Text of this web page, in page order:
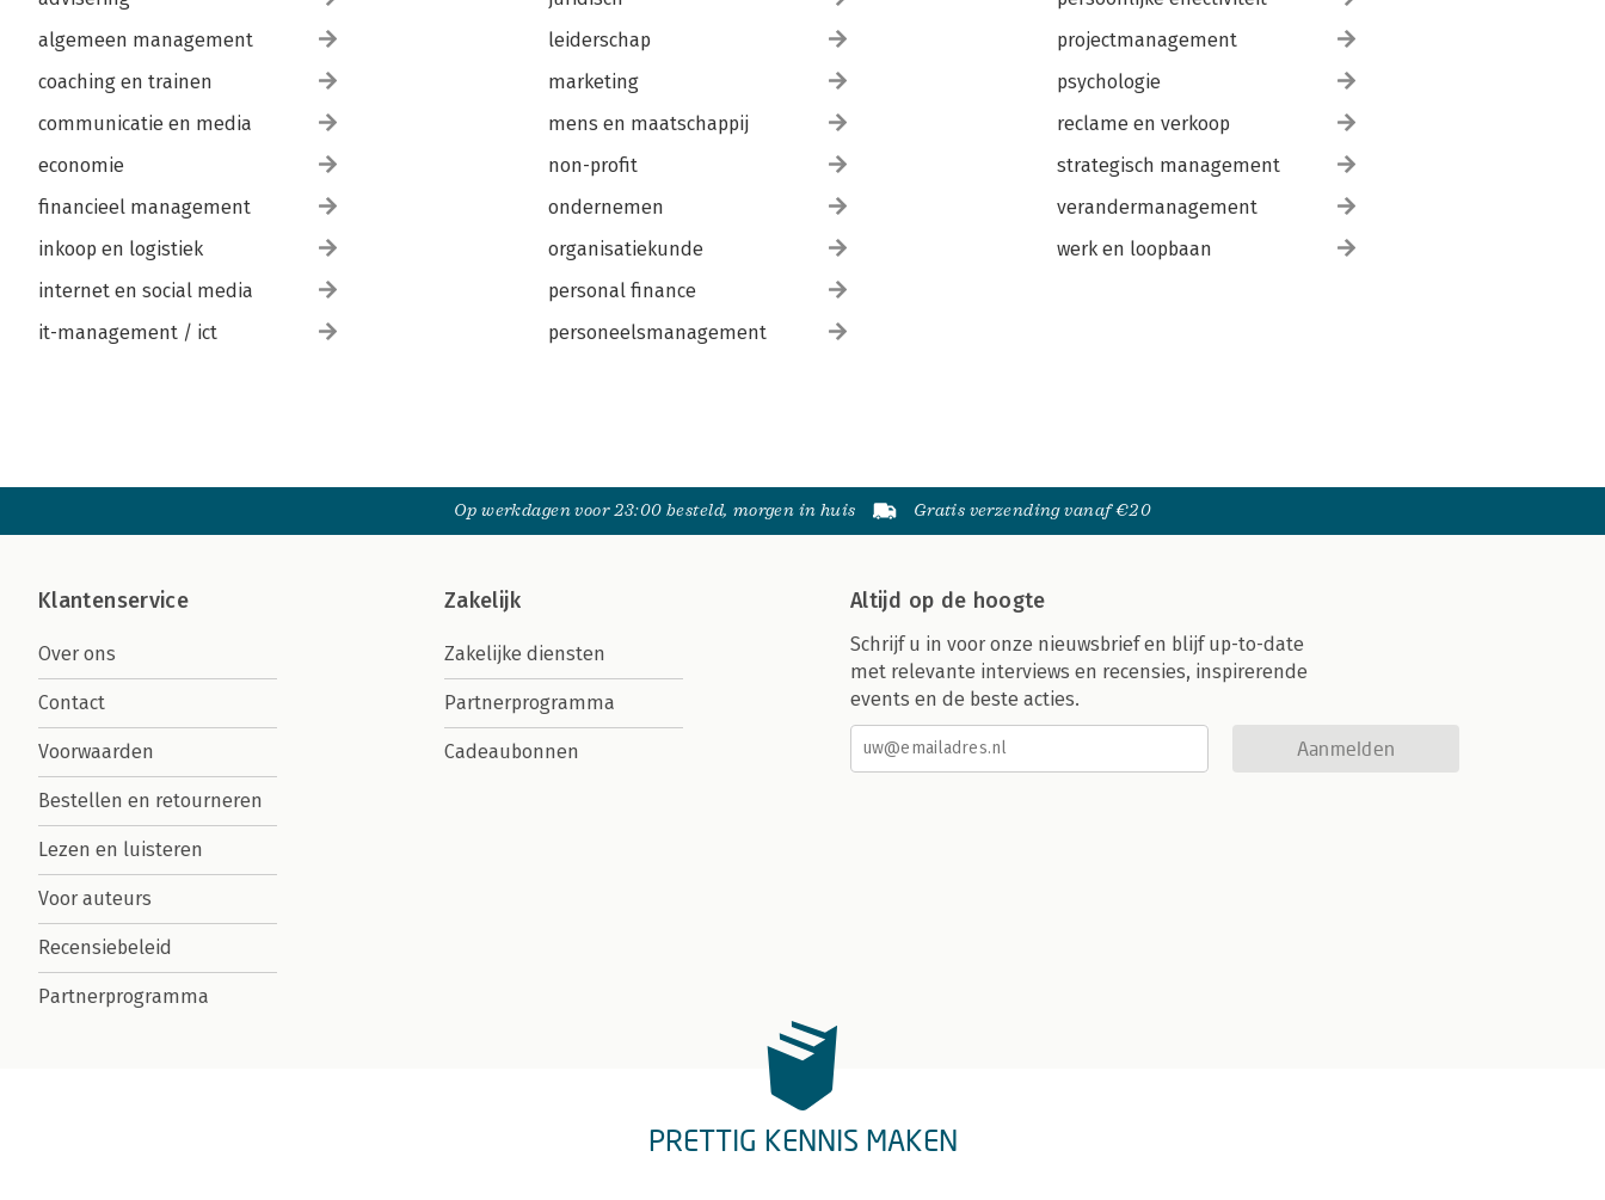
algemeen management
coaching en trainen
communicatie en media
economie
financieel management
inkoop en logistiek
internet en social media
it-management / ict
leiderschap
marketing
mens en maatschappij
non-profit
ondernemen
organisatiekunde
personal finance
personeelsmanagement
projectmanagement
psychologie
reclame en verkoop
strategisch management
verandermanagement
werk en loopbaan
Op werkdagen voor 23:00 besteld, morgen in huis Gratis verzending vanaf €20
Klantenservice
Over ons
Contact
Voorwaarden
Bestellen en retourneren
Lezen en luisteren
Voor auteurs
Recensiebeleid
Partnerprogramma
Zakelijk
Zakelijke diensten
Partnerprogramma
Cadeaubonnen
Altijd op de hoogte
Schrijf u in voor onze nieuwsbrief en blijf up-to-date
met relevante interviews en recensies, inspirerende
events en de beste acties.
Aanmelden
PRETTIG KENNIS MAKEN